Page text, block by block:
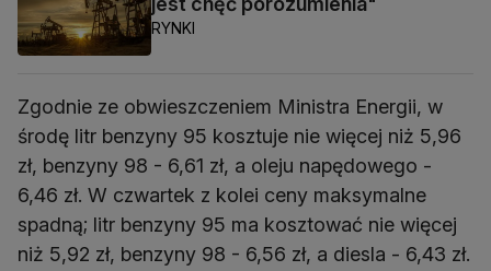
RYNKI
Zgodnie ze obwieszczeniem Ministra Energii, w
środę litr benzyny 95 kosztuje nie więcej niż 5,96
zł, benzyny 98 - 6,61 zł, a oleju napędowego -
6,46 zł. W czwartek z kolei ceny maksymalne
spadną; litr benzyny 95 ma kosztować nie więcej
niż 5,92 zł, benzyny 98 - 6,56 zł, a diesla - 6,43 zł.